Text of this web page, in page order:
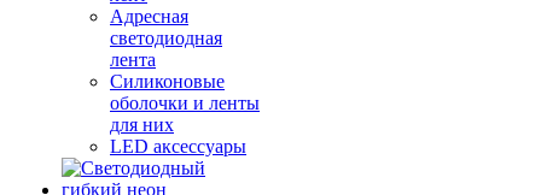
Адресная
светодиодная
лента
Силиконовые
оболочки и ленты
для них
LED аксессуары